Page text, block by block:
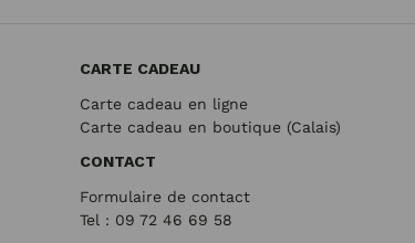
CARTE CADEAU
Carte cadeau en ligne
Carte cadeau en boutique (Calais)
CONTACT
Formulaire de contact
Tel : 09 72 46 69 58